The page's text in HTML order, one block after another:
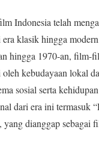
Indonesia telah
klasik hingga
hingga 1970-an, film-
kebudayaan lokal
sosial serta
dari era ini termasuk
dianggap sebagai